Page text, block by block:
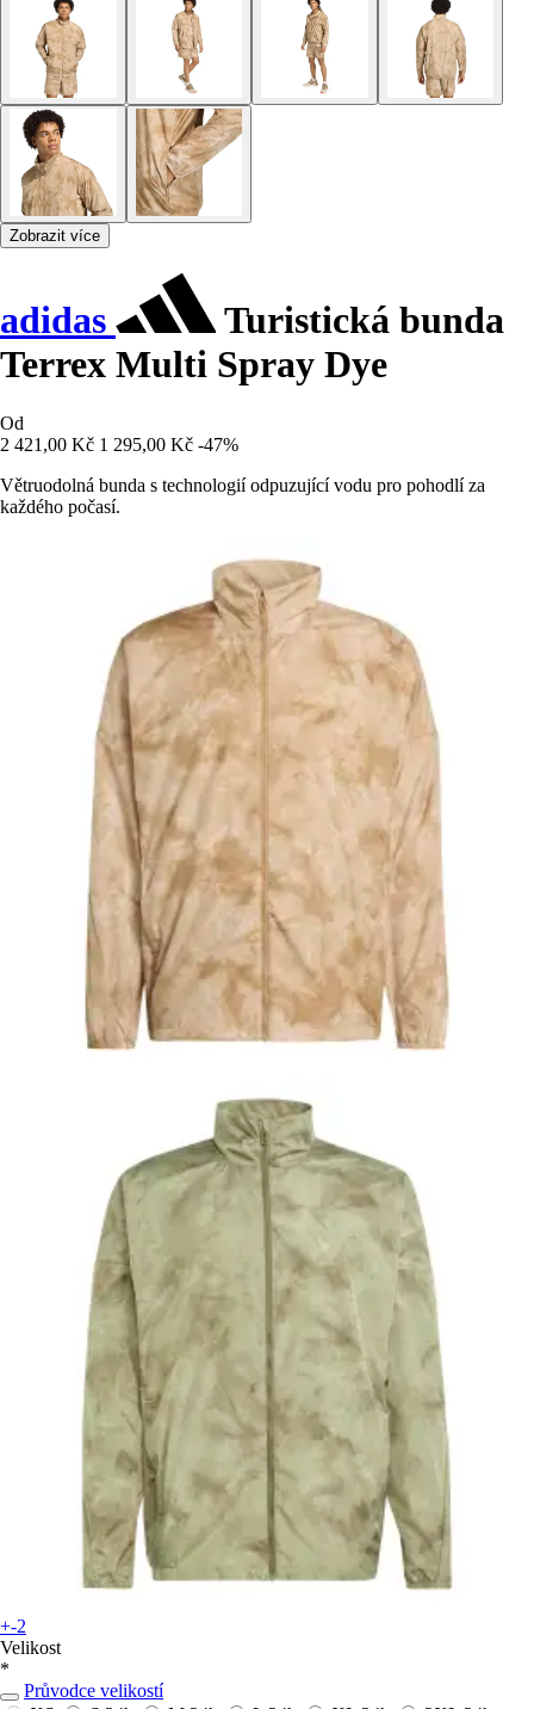
Zobrazit více
adidas
Turistická bunda
Terrex Multi Spray Dye
Od
2 421,00 Kč 1 295,00 Kč -47%
Větruodolná bunda s technologií odpuzující vodu pro pohodlí za
každého počasí.
+-2
Velikost
*
Průvodce velikostí